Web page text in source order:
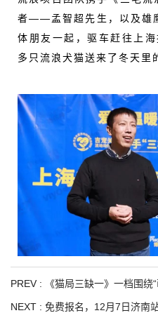
者——孟智超先生，以及雄
体朋友一起，驱车赶往上
多只流浪犬猫送来了冬天里
PREV : 《猫局三缺一》一档围绕
NEXT : 免费报名，12月7日济南